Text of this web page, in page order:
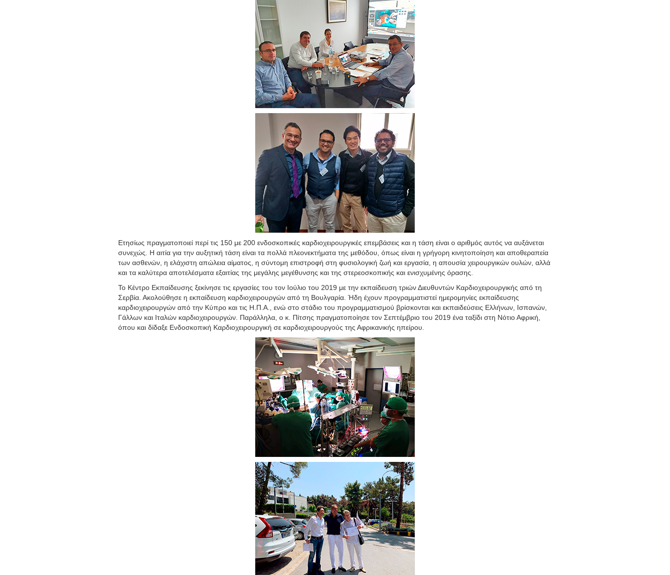
Ετησίως πραγματοποιεί περί τις 150 με 200 ενδοσκοπικές καρδιοχειρουργικές επεμβάσεις και η τάση είναι ο αριθμός αυτός να αυξάνεται
συνεχώς. Η αιτία για την αυξητική τάση είναι τα πολλά πλεονεκτήματα της μεθόδου, όπως είναι η γρήγορη κινητοποίηση και αποθεραπεία
των ασθενών, η ελάχιστη απώλεια αίματος, η σύντομη επιστροφή στη φυσιολογική ζωή και εργασία, η απουσία χειρουργικών ουλών, αλλά
και τα καλύτερα αποτελέσματα εξαιτίας της μεγάλης μεγέθυνσης και της στερεοσκοπικής και ενισχυμένης όρασης.
Το Κέντρο Εκπαίδευσης ξεκίνησε τις εργασίες του τον Ιούλιο του 2019 με την εκπαίδευση τριών Διευθυντών Καρδιοχειρουργικής από τη
Σερβία. Ακολούθησε η εκπαίδευση καρδιοχειρουργών από τη Βουλγαρία. Ήδη έχουν προγραμματιστεί ημερομηνίες εκπαίδευσης
καρδιοχειρουργών από την Κύπρο και τις Η.Π.Α., ενώ στο στάδιο του προγραμματισμού βρίσκονται και εκπαιδεύσεις Ελλήνων, Ισπανών,
Γάλλων και Ιταλών καρδιοχειρουργών. Παράλληλα, ο κ. Πίτσης πραγματοποίησε τον Σεπτέμβριο του 2019 ένα ταξίδι στη Νότιο Αφρική,
όπου και δίδαξε Ενδοσκοπική Καρδιοχειρουργική σε καρδιοχειρουργούς της Αφρικανικής ηπείρου.